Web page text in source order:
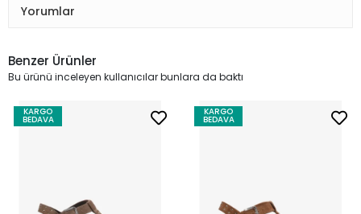
Yorumlar
Benzer Ürünler
Bu ürünü inceleyen kullanıcılar bunlara da baktı
KARGO
BEDAVA
KARGO
BEDAVA